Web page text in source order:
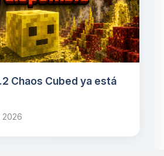
Chaos Cubed ya está
2026